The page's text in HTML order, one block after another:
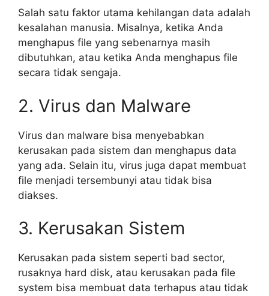
Salah satu faktor utama kehilangan data adalah
kesalahan manusia. Misalnya, ketika Anda
menghapus file yang sebenarnya masih
dibutuhkan, atau ketika Anda menghapus file
secara tidak sengaja.
2. Virus dan Malware
Virus dan malware bisa menyebabkan
kerusakan pada sistem dan menghapus data
yang ada. Selain itu, virus juga dapat membuat
file menjadi tersembunyi atau tidak bisa
diakses.
3. Kerusakan Sistem
Kerusakan pada sistem seperti bad sector,
rusaknya hard disk, atau kerusakan pada file
system bisa membuat data terhapus atau tidak